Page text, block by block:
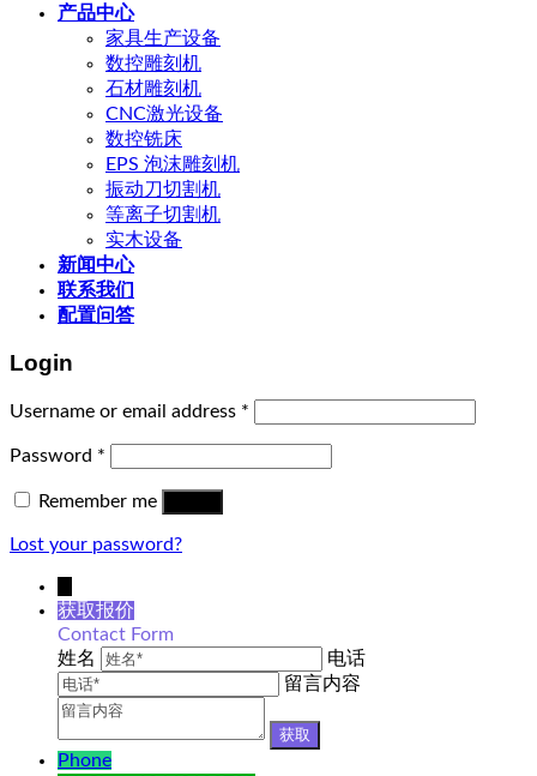
产品中心
家具生产设备
数控雕刻机
石材雕刻机
CNC激光设备
数控铣床
EPS 泡沫雕刻机
振动刀切割机
等离子切割机
实木设备
新闻中心
联系我们
配置问答
Login
Username or email address *
Password *
Remember me
Lost your password?
获取报价
Contact Form
姓名
电话
留言内容
Phone